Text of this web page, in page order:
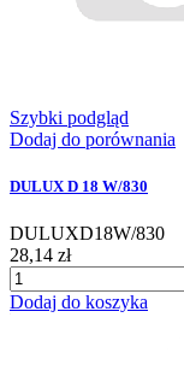
Szybki podgląd
Dodaj do porównania
DULUX D 18 W/830
DULUXD18W/830
28,14 zł
Dodaj do koszyka